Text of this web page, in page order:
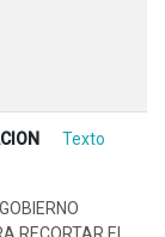
Texto
RECORTAR EL